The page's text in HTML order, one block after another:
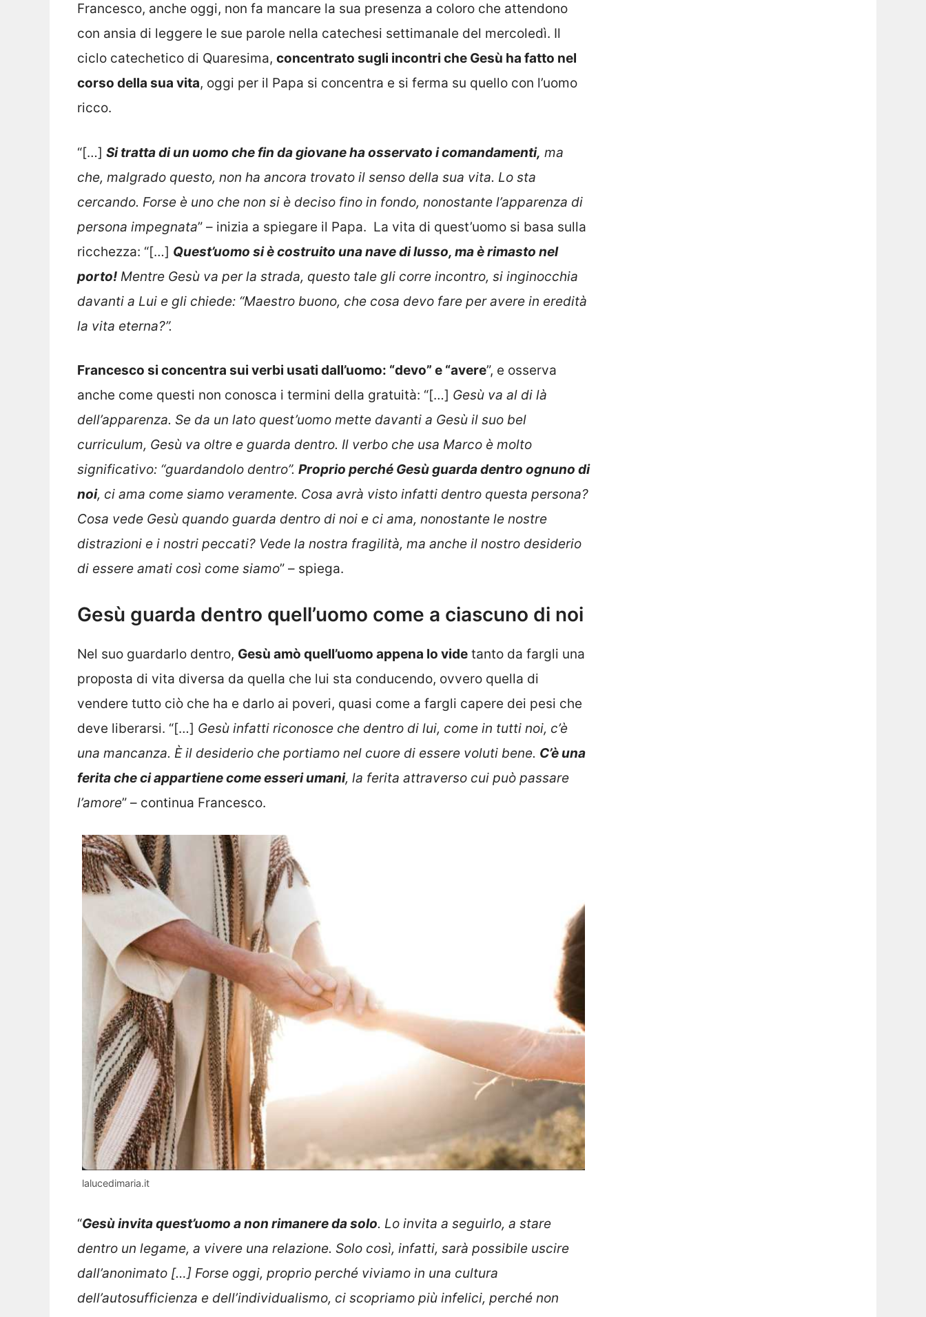
Francesco, anche oggi, non fa mancare la sua presenza a coloro che attendono
con ansia di leggere le sue parole nella catechesi settimanale del mercoledì. Il
ciclo catechetico di Quaresima, concentrato sugli incontri che Gesù ha fatto nel
corso della sua vita, oggi per il Papa si concentra e si ferma su quello con l’uomo
ricco.
“[…] Si tratta di un uomo che fin da giovane ha osservato i comandamenti, ma
che, malgrado questo, non ha ancora trovato il senso della sua vita. Lo sta
cercando. Forse è uno che non si è deciso fino in fondo, nonostante l’apparenza di
persona impegnata” – inizia a spiegare il Papa. La vita di quest’uomo si basa sulla
ricchezza: “[…] Quest’uomo si è costruito una nave di lusso, ma è rimasto nel
porto! Mentre Gesù va per la strada, questo tale gli corre incontro, si inginocchia
davanti a Lui e gli chiede: “Maestro buono, che cosa devo fare per avere in eredità
la vita eterna?”.
Francesco si concentra sui verbi usati dall’uomo: “devo” e “avere”, e osserva
anche come questi non conosca i termini della gratuità: “[…] Gesù va al di là
dell’apparenza. Se da un lato quest’uomo mette davanti a Gesù il suo bel
curriculum, Gesù va oltre e guarda dentro. Il verbo che usa Marco è molto
significativo: “guardandolo dentro”. Proprio perché Gesù guarda dentro ognuno di
noi, ci ama come siamo veramente. Cosa avrà visto infatti dentro questa persona?
Cosa vede Gesù quando guarda dentro di noi e ci ama, nonostante le nostre
distrazioni e i nostri peccati? Vede la nostra fragilità, ma anche il nostro desiderio
di essere amati così come siamo” – spiega.
Gesù guarda dentro quell’uomo come a ciascuno di noi
Nel suo guardarlo dentro, Gesù amò quell’uomo appena lo vide tanto da fargli una
proposta di vita diversa da quella che lui sta conducendo, ovvero quella di
vendere tutto ciò che ha e darlo ai poveri, quasi come a fargli capere dei pesi che
deve liberarsi. “[…] Gesù infatti riconosce che dentro di lui, come in tutti noi, c’è
una mancanza. È il desiderio che portiamo nel cuore di essere voluti bene. C’è una
ferita che ci appartiene come esseri umani, la ferita attraverso cui può passare
l’amore” – continua Francesco.
lalucedimaria.it
“Gesù invita quest’uomo a non rimanere da solo. Lo invita a seguirlo, a stare
dentro un legame, a vivere una relazione. Solo così, infatti, sarà possibile uscire
dall’anonimato […] Forse oggi, proprio perché viviamo in una cultura
dell’autosufficienza e dell’individualismo, ci scopriamo più infelici, perché non